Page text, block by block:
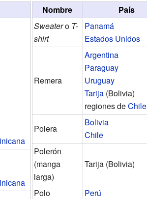
Nombre
País
Sweatero T-
shirt
Panamá
Estados Unidos
Remera
Argentina
Paraguay
Uruguay
Tarija(Bolivia)
regiones deChile
Polera
Bolivia
Chile
Polerón
(manga
larga)
Tarija (Bolivia)
Polo
Perú